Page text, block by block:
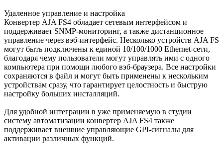
Удаленное управление и настройка
Конвертер AJA FS4 обладает сетевым интерфейсом и
поддерживает SNMP-мониторинг, а также дистанционное
управление через вэб-интерфейс. Несколько устройств AJA FS
могут быть подключены к единой 10/100/1000 Ethernet-сети,
благодаря чему пользователи могут управлять ими с одного
компьютера при помощи любого вэб-браузера. Все настройки
сохраняются в файл и могут быть применены к нескольким
устройствам сразу, что гарантирует целостность и быструю
настройку больших инсталляций.
Для удобной интеграции в уже применяемую в студии
систему автоматизации конвертер AJA FS4 также
поддерживает внешние управляющие GPI-сигналы для
активации различных функций.